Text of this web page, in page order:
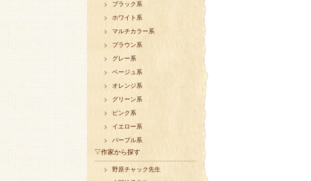
ブラック系
ホワイト系
マルチカラー系
ブラウン系
グレー系
ベージュ系
オレンジ系
グリーン系
ピンク系
イエロー系
パープル系
▽作家から探す
野原チャック先生